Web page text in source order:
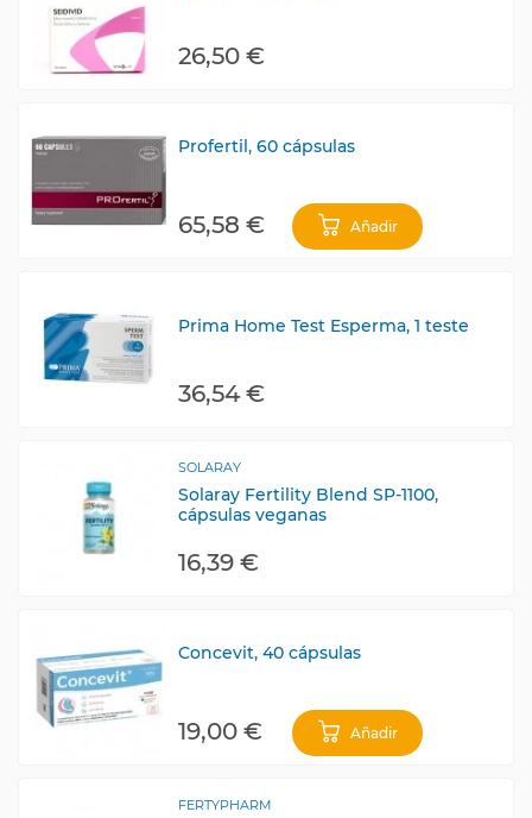
26,50 €
Profertil, 60 cápsulas
65,58 € Añadir
Prima Home Test Esperma, 1 teste
36,54 €
SOLARAY
Solaray Fertility Blend SP-1100,
cápsulas veganas
16,39 €
Concevit, 40 cápsulas
19,00 € Añadir
FERTYPHARM